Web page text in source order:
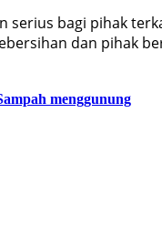
serius bagi pihak
dan pihak
menggunung